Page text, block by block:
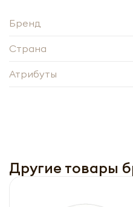
Бренд
Страна
Атрибуты
Другие товары